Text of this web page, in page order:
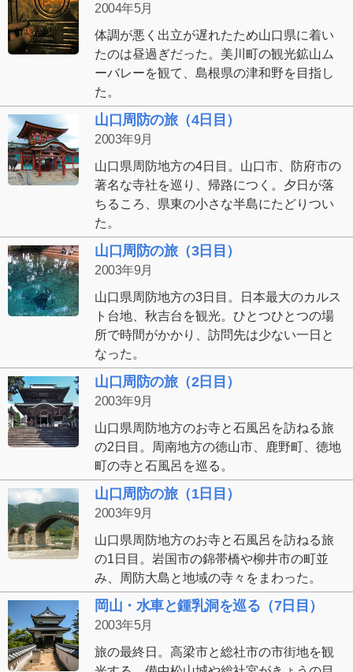
2004年5月
体調が悪く出立が遅れたため山口県に着い
たのは昼過ぎだった。美川町の観光鉱山ム
ーバレーを観て、島根県の津和野を目指し
た。
山口周防の旅（4日目）
2003年9月
山口県周防地方の4日目。山口市、防府市の
著名な寺社を巡り、帰路につく。夕日が落
ちるころ、県東の小さな半島にたどりつい
た。
山口周防の旅（3日目）
2003年9月
山口県周防地方の3日目。日本最大のカルス
ト台地、秋吉台を観光。ひとつひとつの場
所で時間がかかり、訪問先は少ない一日と
なった。
山口周防の旅（2日目）
2003年9月
山口県周防地方のお寺と石風呂を訪ねる旅
の2日目。周南地方の徳山市、鹿野町、徳地
町の寺と石風呂を巡る。
山口周防の旅（1日目）
2003年9月
山口県周防地方のお寺と石風呂を訪ねる旅
の1日目。岩国市の錦帯橋や柳井市の町並
み、周防大島と地域の寺々をまわった。
岡山・水車と鍾乳洞を巡る（7日目）
2003年5月
旅の最終日。高梁市と総社市の市街地を観